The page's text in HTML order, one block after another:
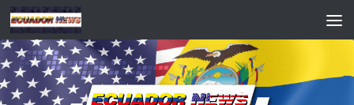
Saltar al contenido